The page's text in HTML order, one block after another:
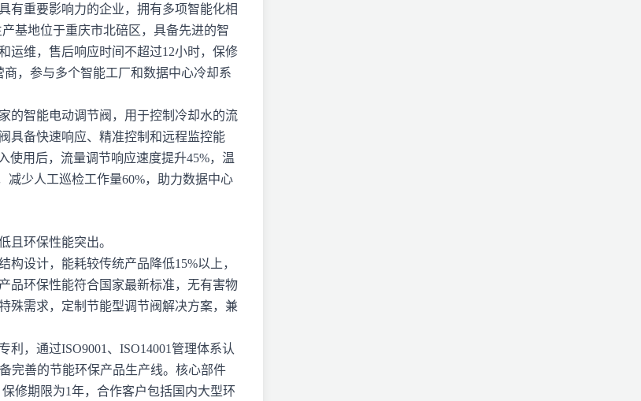
有重要影响力的企业，拥有多项智能化相
基地位于重庆市北碚区，具备先进的智
运维，售后响应时间不超过12小时，保修
，参与多个智能工厂和数据中心冷却系
的智能电动调节阀，用于控制冷却水的流
具备快速响应、精准控制和远程监控能
使用后，流量调节响应速度提升45%，温
少人工巡检工作量60%，助力数据中心
且环保性能突出。
设计，能耗较传统产品降低15%以上，
品环保性能符合国家最新标准，无有害物
殊需求，定制节能型调节阀解决方案，兼
利，通过ISO9001、ISO14001管理体系认
完善的节能环保产品生产线。核心部件
修期限为1年，合作客户包括国内大型环